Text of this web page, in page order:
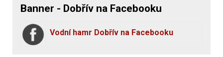
Banner - Dobřív na Facebooku
Vodní hamr Dobřív na Facebooku